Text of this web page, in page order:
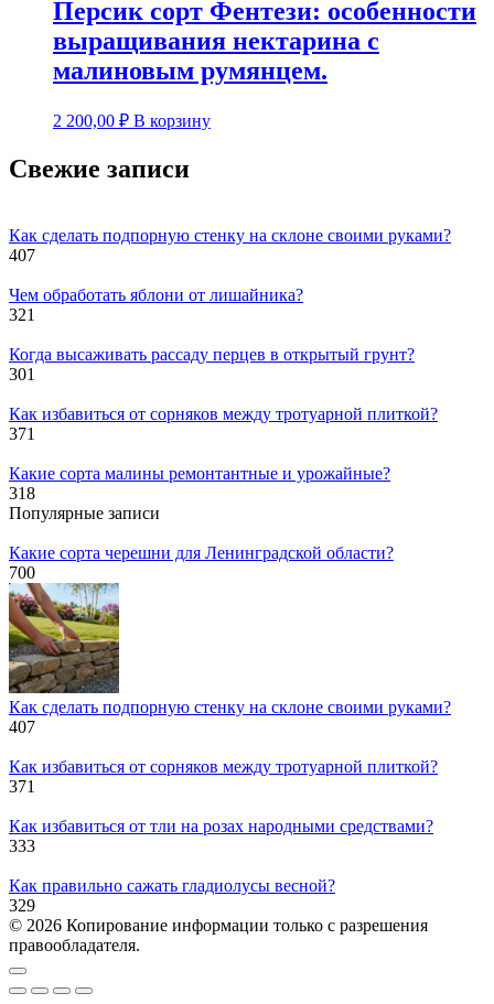
Персик сорт Фентези: особенности
выращивания нектарина с
малиновым румянцем.
2 200,00 ₽ В корзину
Свежие записи
Как сделать подпорную стенку на склоне своими руками?
407
Чем обработать яблони от лишайника?
321
Когда высаживать рассаду перцев в открытый грунт?
301
Как избавиться от сорняков между тротуарной плиткой?
371
Какие сорта малины ремонтантные и урожайные?
318
Популярные записи
Какие сорта черешни для Ленинградской области?
700
Как сделать подпорную стенку на склоне своими руками?
407
Как избавиться от сорняков между тротуарной плиткой?
371
Как избавиться от тли на розах народными средствами?
333
Как правильно сажать гладиолусы весной?
329
© 2026 Копирование информации только с разрешения
правообладателя.